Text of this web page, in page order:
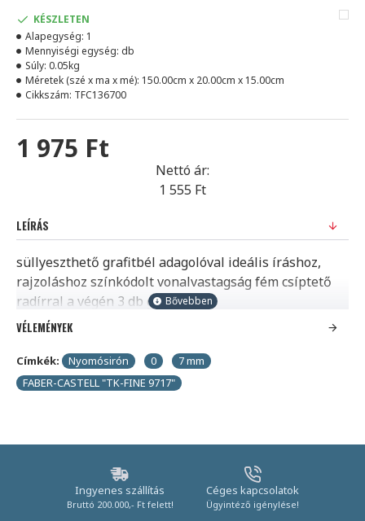
1 975 Ft
Nettó ár:
1 555 Ft
KÉSZLETEN
Alapegység: 1
Mennyiségi egység: db
Súly: 0.05kg
Méretek (szé x ma x mé): 150.00cm x 20.00cm x 15.00cm
Cikkszám: TFC136700
LEÍRÁS
süllyeszthető grafitbél adagolóval ideális íráshoz,
rajzoláshoz színkódolt vonalvastagság fém csíptető
radírral a végén 3 db grafitbéllel
VÉLEMÉNYEK
Címkék: Nyomósirón 0
7 mm
FABER-CASTELL "TK-FINE 9717"
Ingyenes szállítás
Bruttó 200.000,- Ft felett!
Céges kapcsolatok
Ügyintéző igénylése!